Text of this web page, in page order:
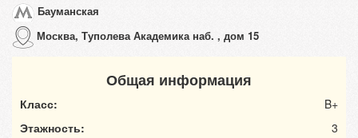
Бауманская
Москва, Туполева Академика наб. , дом 15
Общая информация
Класс:
B+
Этажность:
3